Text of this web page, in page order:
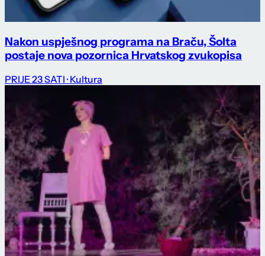
Nakon uspješnog programa na Braču, Šolta
postaje nova pozornica Hrvatskog zvukopisa
PRIJE 23 SATI · Kultura